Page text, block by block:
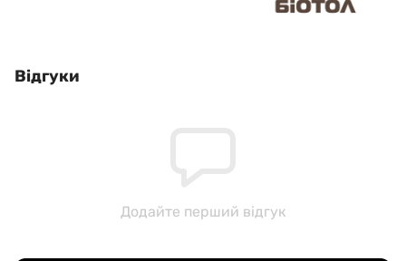
Відгуки
Додайте перший відгук